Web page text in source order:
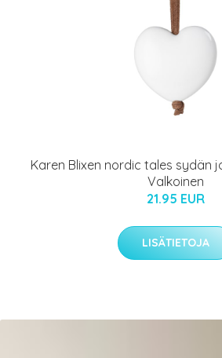
Karen Blixen nordic tales sydän
Valkoinen
21.95 EUR
LISÄTIETOJA